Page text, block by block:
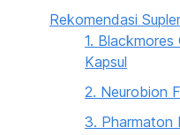
Rekomendasi
1.
Kapsul
2. Neurobion
3. Pharmaton